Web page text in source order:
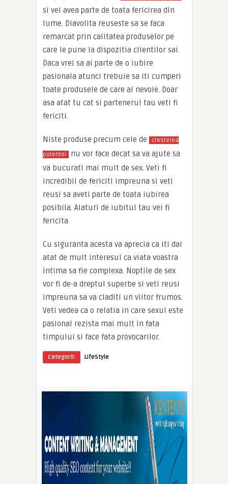
si vei avea parte de toata fericirea din
lume. Diavolita reuseste sa se faca
remarcat prin calitatea produselor pe
care le pune la dispozitia clientilor sai.
Daca vrei sa ai parte de o iubire
pasionala atunci trebuie sa iti cumperi
toate produsele de care ai nevoie. Doar
asa atat tu cat si partenerul tau veti fi
fericiti.
Niste produse precum cele de
cresterea
potentei
nu vor face decat sa va ajute sa
va bucurati mai mult de sex. Veti fi
incredibil de fericiti impreuna si veti
reusi sa aveti parte de toata iubirea
posibila. Alaturi de iubitul tau vei fi
fericita
Cu siguranta acesta va aprecia ca iti dai
atat de mult interesul ca viata voastra
intima sa fie complexa. Noptile de sex
vor fi de-a dreptul superbe si veti reusi
impreuna sa va claditi un viitor frumos.
Veti vedea ca o relatia in care sexul este
pasional rezista mai mult in fata
timpului si face fata provocarilor.
Categorii: LifeStyle